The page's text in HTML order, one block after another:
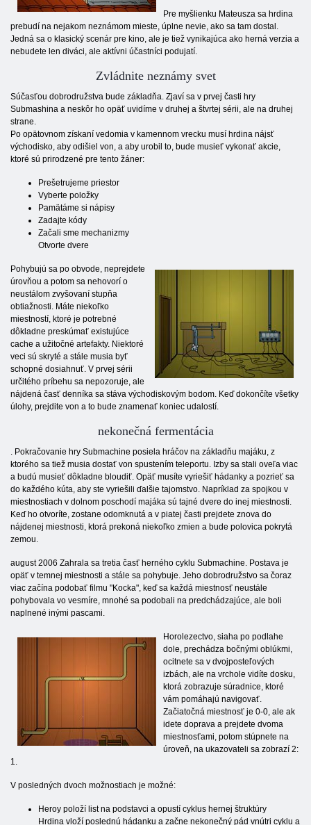
Pre myšlienku Mateusza sa hrdina
prebudí na nejakom neznámom mieste, úplne nevie, ako sa tam dostal.
Jedná sa o klasický scenár pre kino, ale je tiež vynikajúca ako herná verzia a
nebudete len diváci, ale aktívni účastníci podujatí.
Zvládnite neznámy svet
Súčasťou dobrodružstva bude základňa. Zjaví sa v prvej časti hry
Submashina a neskôr ho opäť uvidíme v druhej a štvrtej sérii, ale na druhej
strane.
Po opätovnom získaní vedomia v kamennom vrecku musí hrdina nájsť
východisko, aby odišiel von, a aby urobil to, bude musieť vykonať akcie,
ktoré sú prirodzené pre tento žáner:
Prešetrujeme priestor
Vyberte položky
Pamätáme si nápisy
Zadajte kódy
Začali sme mechanizmy
Otvorte dvere
Pohybujú sa po obvode, neprejdete
úrovňou a potom sa nehovorí o
neustálom zvyšovaní stupňa
obtiažnosti. Máte niekoľko
miestností, ktoré je potrebné
dôkladne preskúmať existujúce
cache a užitočné artefakty. Niektoré
veci sú skryté a stále musia byť
schopné dosiahnuť. V prvej sérii
určitého príbehu sa nepozoruje, ale
nájdená časť denníka sa stáva východiskovým bodom. Keď dokončíte všetky
úlohy, prejdite von a to bude znamenať koniec udalostí.
nekonečná fermentácia
. Pokračovanie hry Submachine posiela hráčov na základňu majáku, z
ktorého sa tiež musia dostať von spustením teleportu. Izby sa stali oveľa viac
a budú musieť dôkladne bloudiť. Opäť musíte vyriešiť hádanky a pozrieť sa
do každého kúta, aby ste vyriešili ďalšie tajomstvo. Napríklad za spojkou v
miestnostiach v dolnom poschodí majáka sú tajné dvere do inej miestnosti.
Keď ho otvoríte, zostane odomknutá a v piatej časti prejdete znova do
nájdenej miestnosti, ktorá prekoná niekoľko zmien a bude polovica pokrytá
zemou.
august 2006 Zahrala sa tretia časť herného cyklu Submachine. Postava je
opäť v temnej miestnosti a stále sa pohybuje. Jeho dobrodružstvo sa čoraz
viac začína podobať filmu "Kocka", keď sa každá miestnosť neustále
pohybovala vo vesmíre, mnohé sa podobali na predchádzajúce, ale boli
naplnené inými pascami.
Horolezectvo, siaha po podlahe
dole, prechádza bočnými oblúkmi,
ocitnete sa v dvojposteľových
izbách, ale na vrchole vidíte dosku,
ktorá zobrazuje súradnice, ktoré
vám pomáhajú navigovať.
Začiatočná miestnosť je 0-0, ale ak
idete doprava a prejdete dvoma
miestnosťami, potom stúpnete na
úroveň, na ukazovateli sa zobrazí 2:
1.
V posledných dvoch možnostiach je možné:
Heroy položí list na podstavci a opustí cyklus hernej štruktúry
Hrdina vloží poslednú hádanku a začne nekonečný pád vnútri cyklu a